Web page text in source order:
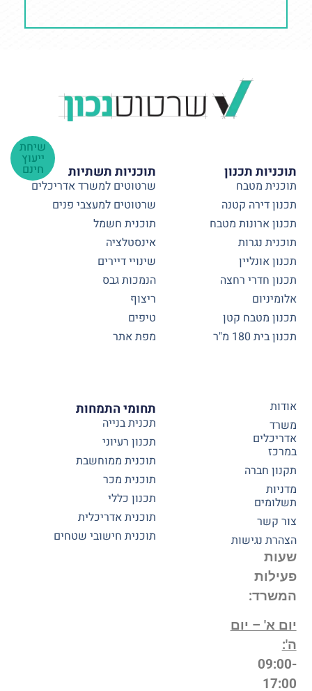
שיחת
ייעוץ
חינם תוכניות תשתיות
שרטוטים למשרד אדריכלים
שרטוטים למעצבי פנים
תוכנית חשמל
אינסטלציה
שינויי דיירים
הנמכות גבס
ריצוף
טיפים
מפת אתר
תוכניות תכנון
תוכנית מטבח
תכנון דירה קטנה
תכנון ארונות מטבח
תוכנית נגרות
תכנון אונליין
תכנון חדרי רחצה
אלומיניום
תכנון מטבח קטן
תכנון בית 180 מ"ר
תחומי התמחות
תכנית בנייה
תכנון רעיוני
תוכנית ממוחשבת
תוכנית מכר
תכנון כללי
תוכנית אדריכלית
תוכנית חישובי שטחים
אודות
משרד
אדריכלים
במרכז
תקנון חברה
מדניות
תשלומים
צור קשר
הצהרת נגישות
שעות
פעילות
המשרד:
יום א' – יום
ה':
09:00-
17:00